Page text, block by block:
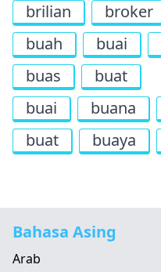
brilian broker
buah
buai
buas
buat
buai
buana
buat
buaya
Bahasa Asing
Arab